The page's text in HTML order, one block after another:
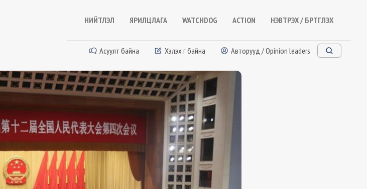
НИЙТЛЭЛ ЯРИЛЦЛАГА WATCHDOG ACTION НЭВТРЭХ / БҮРТГҮҮЛЭХ
Асуулт байна Хэлэх үг байна Авторууд / Opinion leaders